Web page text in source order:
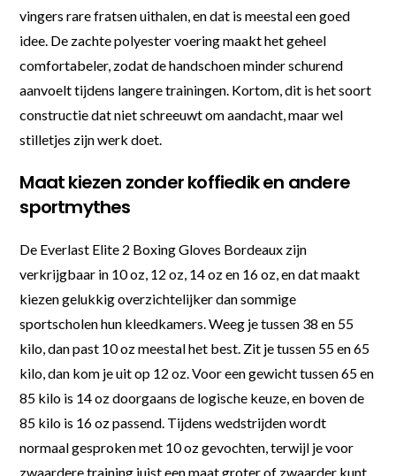
vingers rare fratsen uithalen, en dat is meestal een goed
idee. De zachte polyester voering maakt het geheel
comfortabeler, zodat de handschoen minder schurend
aanvoelt tijdens langere trainingen. Kortom, dit is het soort
constructie dat niet schreeuwt om aandacht, maar wel
stilletjes zijn werk doet.
Maat kiezen zonder koffiedik en andere
sportmythes
De Everlast Elite 2 Boxing Gloves Bordeaux zijn
verkrijgbaar in 10 oz, 12 oz, 14 oz en 16 oz, en dat maakt
kiezen gelukkig overzichtelijker dan sommige
sportscholen hun kleedkamers. Weeg je tussen 38 en 55
kilo, dan past 10 oz meestal het best. Zit je tussen 55 en 65
kilo, dan kom je uit op 12 oz. Voor een gewicht tussen 65 en
85 kilo is 14 oz doorgaans de logische keuze, en boven de
85 kilo is 16 oz passend. Tijdens wedstrijden wordt
normaal gesproken met 10 oz gevochten, terwijl je voor
zwaardere training juist een maat groter of zwaarder kunt